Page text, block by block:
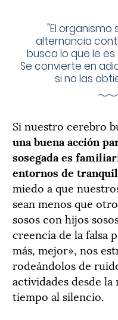
"El
alternancia
busca lo que le
Se convierte en
si no las
Si nuestro cerebro
una buena acción
sosegada es
entornos de
miedo a que
sean menos que
sosos con hijos
creencia de la falsa
más, mejor», nos
rodeándolos de
actividades desde la
tiempo al silencio.